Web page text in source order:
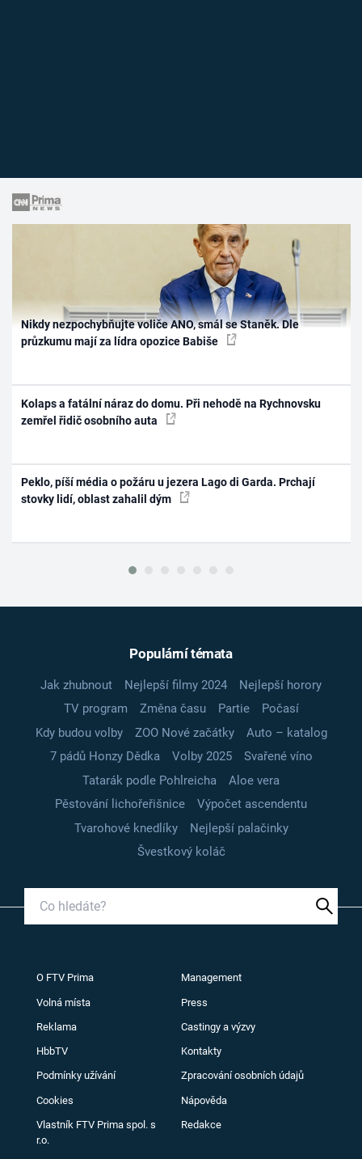
Nikdy nezpochybňujte voliče ANO, smál se Staněk. Dle
průzkumu mají za lídra opozice Babiše
Kolaps a fatální náraz do domu. Při nehodě na Rychnovsku
zemřel řidič osobního auta
Peklo, píší média o požáru u jezera Lago di Garda. Prchají
stovky lidí, oblast zahalil dým
Populární témata
Jak zhubnout Nejlepší filmy 2024
Nejlepší horory
TV program
Změna času Partie
Počasí
Kdy budou volby
ZOO Nové začátky
Auto – katalog
7 pádů Honzy Dědka
Volby 2025
Svařené víno
Tatarák podle Pohlreicha
Aloe vera
Pěstování lichořeřišnice
Výpočet ascendentu
Tvarohové knedlíky
Nejlepší palačinky
Švestkový koláč
O FTV Prima Management
Volná místa Press
Reklama Castingy a výzvy
HbbTV Kontakty
Podmínky užívání Zpracování osobních údajů
Cookies Nápověda
Vlastník FTV Prima spol. s
r.o.
Redakce